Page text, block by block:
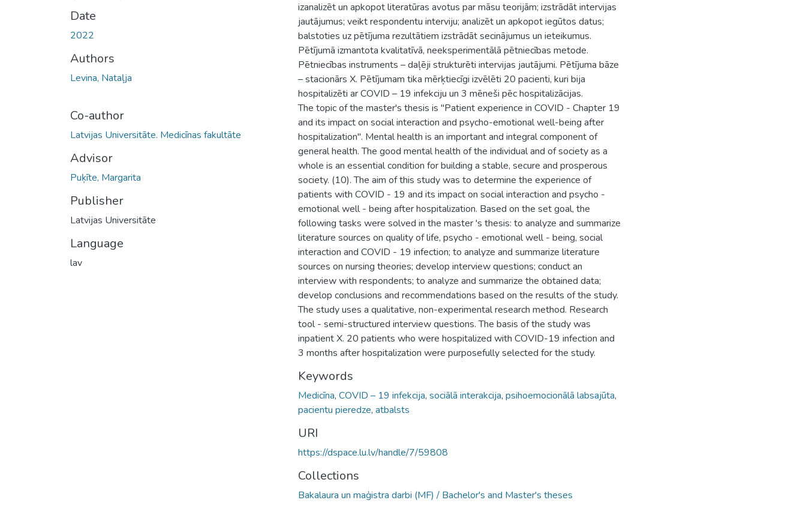
Date
2022
Authors
Levina, Nataļja
Co-author
Latvijas Universitāte. Medicīnas fakultāte
Advisor
Puķīte, Margarita
Publisher
Latvijas Universitāte
Language
lav
izanalizēt un apkopot literatūras avotus par māsu teorijām; izstrādāt intervijas
jautājumus; veikt respondentu interviju; analizēt un apkopot iegūtos datus;
balstoties uz pētījuma rezultātiem izstrādāt secinājumus un ieteikumus.
Pētījumā izmantota kvalitatīvā, neeksperimentālā pētniecības metode.
Pētniecības instruments – daļēji strukturēti intervijas jautājumi. Pētījuma bāze
– stacionārs X. Pētījumam tika mērķtiecīgi izvēlēti 20 pacienti, kuri bija
hospitalizēti ar COVID – 19 infekciju un 3 mēneši pēc hospitalizācijas.
The topic of the master's thesis is "Patient experience in COVID - Chapter 19
and its impact on social interaction and psycho-emotional well-being after
hospitalization". Mental health is an important and integral component of
general health. The good mental health of the individual and of society as a
whole is an essential condition for building a stable, secure and prosperous
society. (10). The aim of this study was to determine the experience of
patients with COVID - 19 and its impact on social interaction and psycho -
emotional well - being after hospitalization. Based on the set goal, the
following tasks were solved in the master 's thesis: to analyze and summarize
literature sources on quality of life, psycho - emotional well - being, social
interaction and COVID - 19 infection; to analyze and summarize literature
sources on nursing theories; develop interview questions; conduct an
interview with respondents; to analyze and summarize the obtained data;
develop conclusions and recommendations based on the results of the study.
The study uses a qualitative, non-experimental research method. Research
tool - semi-structured interview questions. The basis of the study was
inpatient X. 20 patients who were hospitalized with COVID-19 infection and
3 months after hospitalization were purposefully selected for the study.
Keywords
Medicīna, COVID – 19 infekcija, sociālā interakcija, psihoemocionālā labsajūta,
pacientu pieredze, atbalsts
URI
https://dspace.lu.lv/handle/7/59808
Collections
Bakalaura un maģistra darbi (MF) / Bachelor's and Master's theses